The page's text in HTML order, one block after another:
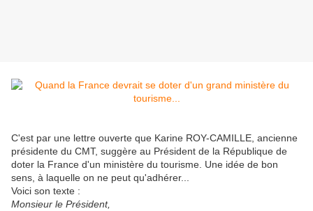
C'est par une lettre ouverte que Karine ROY-CAMILLE, ancienne
présidente du CMT, suggère au Président de la République de
doter la France d'un ministère du tourisme. Une idée de bon
sens, à laquelle on ne peut qu'adhérer...
Voici son texte :
Monsieur le Président,